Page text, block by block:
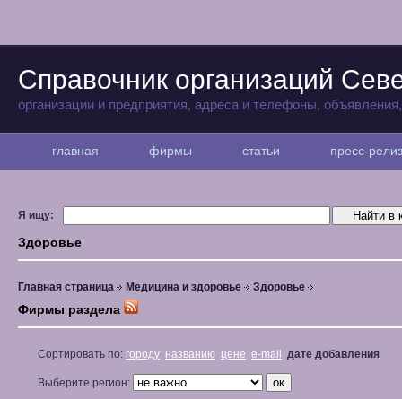
Справочник организаций
организации и предприятия, адреса и телефоны,
главная фирмы статьи пресс-
Я ищу:
Здоровье
Главная страница Медицина и здоровье Здоровье
Фирмы раздела
Сортировать по: городу названию цене e-mail дате добавления
Выберите регион: